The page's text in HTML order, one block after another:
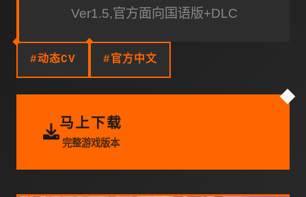
Ver1.5,官方面向国语版+DLC
#动态CV #官方中文
马上下载
完整游戏版本